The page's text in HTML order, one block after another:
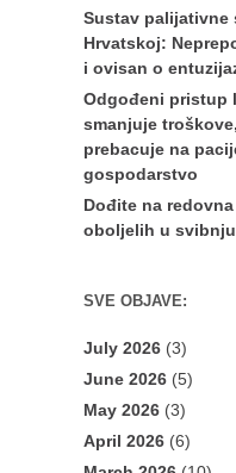
Sustav palijativne
Hrvatskoj:
i ovisan o
Odgođeni pristup
smanjuje
prebacuje na
gospodarstvo
Dođite na
oboljelih u svibnju
SVE OBJAVE:
July 2026 (3)
June 2026 (5)
May 2026 (3)
April 2026 (6)